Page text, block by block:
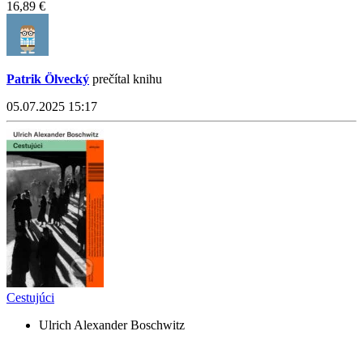
16,89 €
Patrik Ölvecký prečítal knihu
05.07.2025 15:17
Cestujúci
Ulrich Alexander Boschwitz